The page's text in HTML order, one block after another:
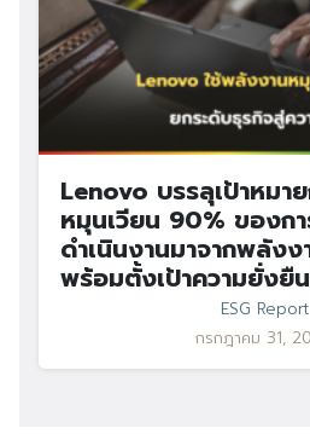
Lenovo บรรลุเป้าหมา
หมุนเวียน 90% ของกา
ดำเนินงานมาจากพลัง
พร้อมตั้งเป้าความยั่งยื
ESG Report
กรกฎาคม 31,